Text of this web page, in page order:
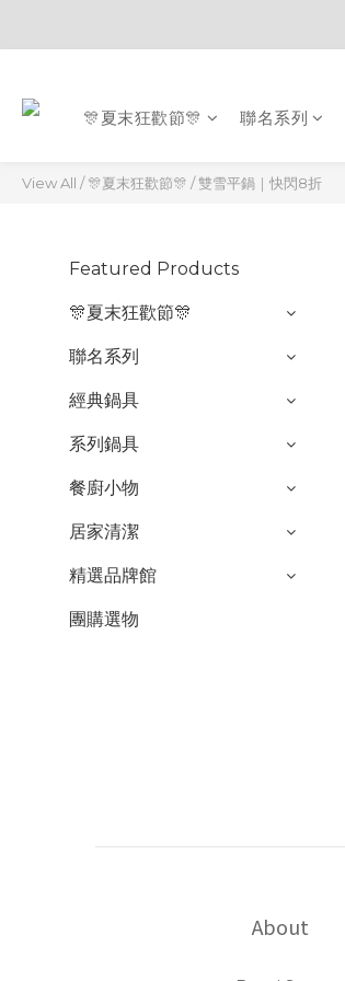
🎊夏末狂歡節🎊 聯名系列
View All /🎊夏末狂歡節🎊 /雙雪平鍋｜快閃8折
Featured Products
🎊夏末狂歡節🎊
聯名系列
經典鍋具
系列鍋具
餐廚小物
居家清潔
精選品牌館
團購選物
About